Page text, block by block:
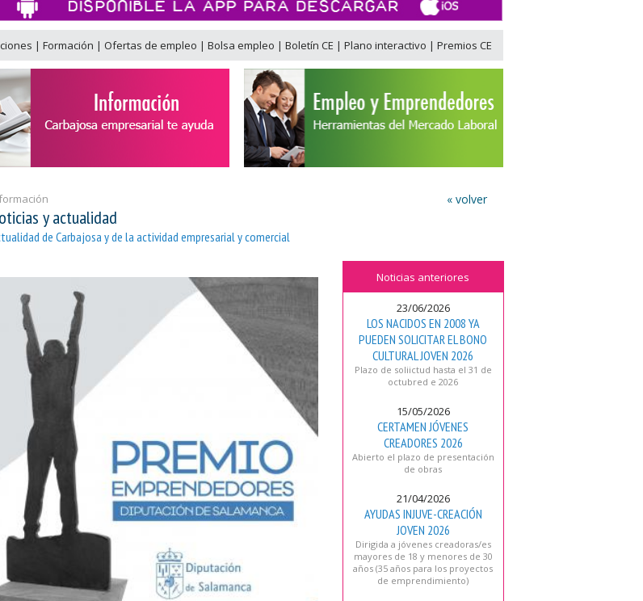
| Formación | Ofertas de empleo | Bolsa empleo | Boletín CE | Plano interactivo | Premios CE
y actualidad
de Carbajosa y de la actividad empresarial y comercial
« volver
Noticias anteriores
23/06/2026
LOS NACIDOS EN 2008 YA
PUEDEN SOLICITAR EL BONO
CULTURAL JOVEN 2026
Plazo de soliictud hasta el 31 de
octubred e 2026
15/05/2026
CERTAMEN JÓVENES
CREADORES 2026
Abierto el plazo de presentación
de obras
21/04/2026
AYUDAS INJUVE-CREACIÓN
JOVEN 2026
Dirigida a jóvenes creadoras/es
mayores de 18 y menores de 30
años (35 años para los proyectos
de emprendimiento)